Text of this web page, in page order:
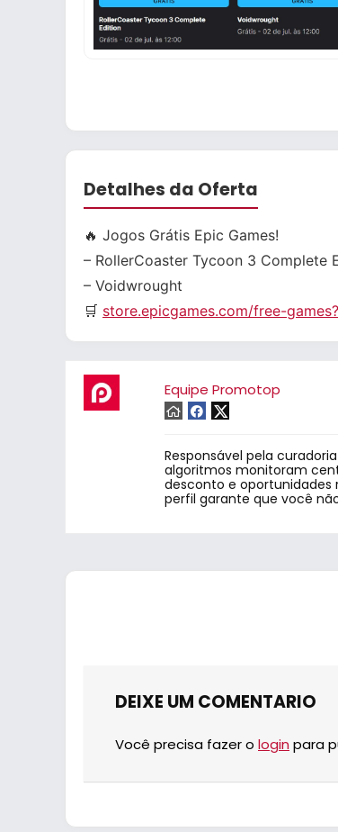
Detalhes da Oferta
🔥 Jogos Grátis Epic Games!
– RollerCoaster Tycoon 3 Complete
– Voidwrought
🛒 store.epicgames.com/free-
Equipe Promotop
Responsável pela
algoritmos monitoram
desconto e oportunidades
perfil garante que você
DEIXE UM COMENTARIO
Você precisa fazer o login para